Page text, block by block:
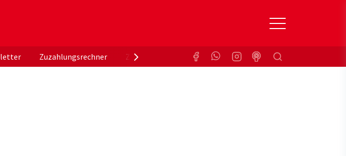
Zuzahlungsrechner Zuzahlungsbefreiung KrankenkasseSuchen